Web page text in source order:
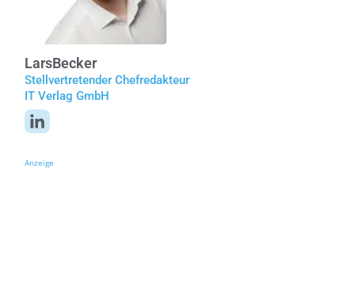
LarsBecker
Stellvertretender Chefredakteur
IT Verlag GmbH
Anzeige